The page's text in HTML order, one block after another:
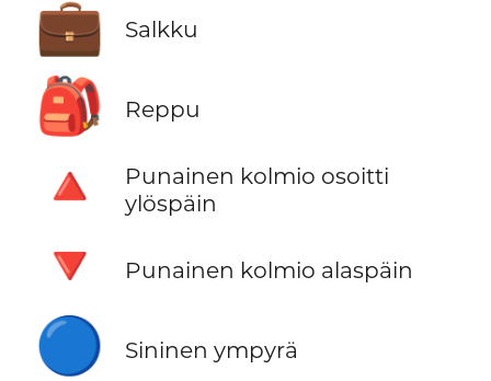
💼 Salkku
🎒 Reppu
🔺
Punainen kolmio osoitti
ylöspäin
🔻 Punainen kolmio alaspäin
🔵 Sininen ympyrä